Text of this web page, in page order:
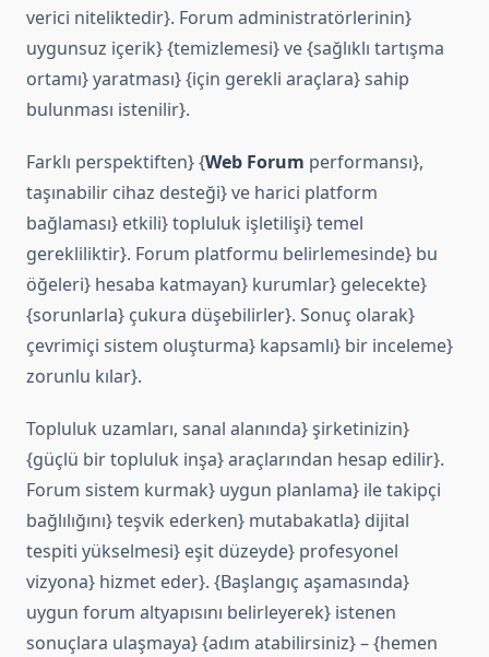
verici niteliktedir}. Forum administratörlerinin}
uygunsuz içerik} {temizlemesi} ve {sağlıklı tartışma
ortamı} yaratması} {için gerekli araçlara} sahip
bulunması istenilir}.
Farklı perspektiften} {Web Forum performansı},
taşınabilir cihaz desteği} ve harici platform
bağlaması} etkili} topluluk işletilişi} temel
gerekliliktir}. Forum platformu belirlemesinde} bu
öğeleri} hesaba katmayan} kurumlar} gelecekte}
{sorunlarla} çukura düşebilirler}. Sonuç olarak}
çevrimiçi sistem oluşturma} kapsamlı} bir inceleme}
zorunlu kılar}.
Topluluk uzamları, sanal alanında} şirketinizin}
{güçlü bir topluluk inşa} araçlarından hesap edilir}.
Forum sistem kurmak} uygun planlama} ile takipçi
bağlılığını} teşvik ederken} mutabakatla} dijital
tespiti yükselmesi} eşit düzeyde} profesyonel
vizyona} hizmet eder}. {Başlangıç aşamasında}
uygun forum altyapısını belirleyerek} istenen
sonuçlara ulaşmaya} {adım atabilirsiniz} – {hemen